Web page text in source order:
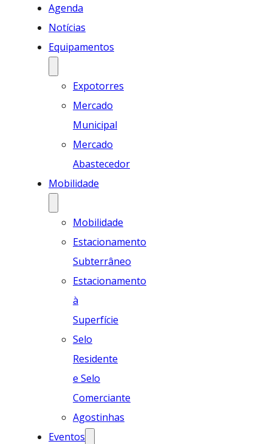
Agenda
Notícias
Equipamentos
Expotorres
Mercado
Municipal
Mercado
Abastecedor
Mobilidade
Mobilidade
Estacionamento
Subterrâneo
Estacionamento
à
Superfície
Selo
Residente
e Selo
Comerciante
Agostinhas
Eventos